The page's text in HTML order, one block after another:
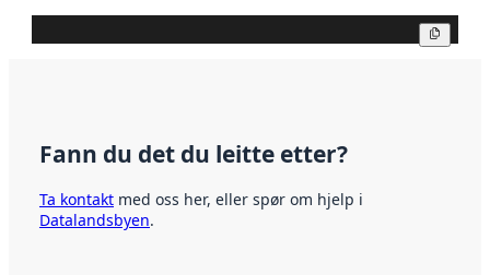
Fann du det du leitte etter?
Ta kontakt med oss her, eller spør om hjelp i
Datalandsbyen.